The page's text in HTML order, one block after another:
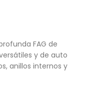
FAG de
y de auto
anillos internos y